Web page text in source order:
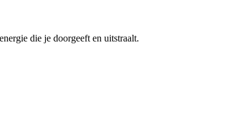
die je doorgeeft en uitstraalt.